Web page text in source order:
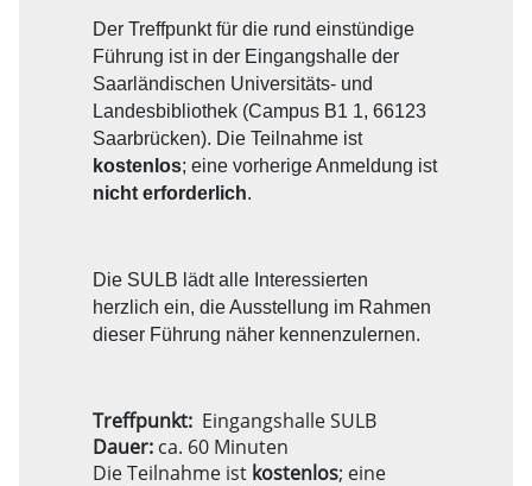
Der Treffpunkt für die rund einstündige
Führung ist in der Eingangshalle der
Saarländischen Universitäts- und
Landesbibliothek (Campus B1 1, 66123
Saarbrücken). Die Teilnahme ist
kostenlos; eine vorherige Anmeldung ist
nicht erforderlich.
Die SULB lädt alle Interessierten
herzlich ein, die Ausstellung im Rahmen
dieser Führung näher kennenzulernen.
Treffpunkt: Eingangshalle SULB
Dauer: ca. 60 Minuten
Die Teilnahme ist kostenlos; eine